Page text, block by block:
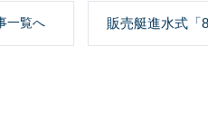
一覧へ 販売艇進水式「